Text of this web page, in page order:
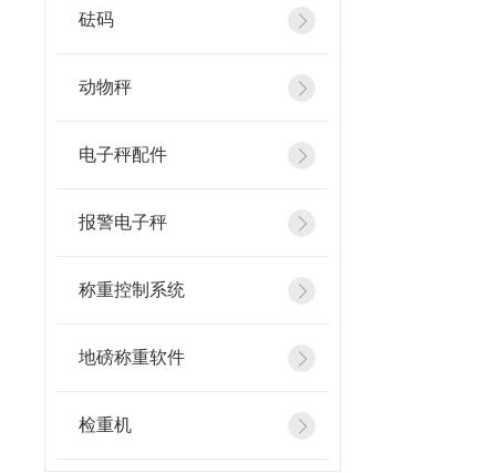
砝码
动物秤
电子秤配件
报警电子秤
称重控制系统
地磅称重软件
检重机